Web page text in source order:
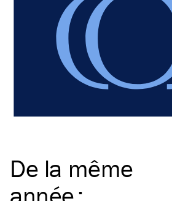
De la même